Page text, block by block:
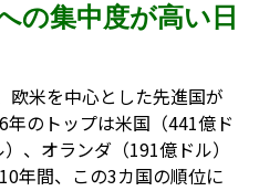
の集中度が高い日
欧米を中心とした先進国が
のトップは米国（441億ド
、オランダ（191億ドル）
年間、この3カ国の順位に